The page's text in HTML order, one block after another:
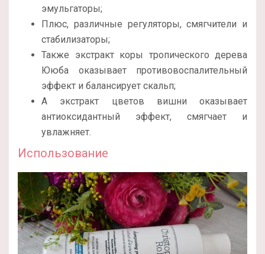
эмульгаторы;
Плюс, различные регуляторы, смягчители и
стабилизаторы;
Также экстракт коры тропического дерева
Ююба оказывает противовоспалительный
эффект и балансирует скальп;
А экстракт цветов вишни оказывает
антиоксидантный эффект, смягчает и
увлажняет.
Использование